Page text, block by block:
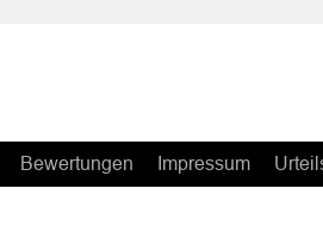
Bewertungen Impressum